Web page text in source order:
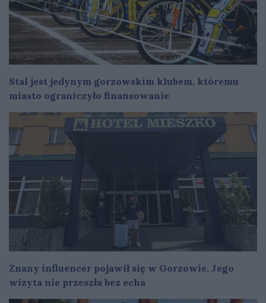
Stal jest jedynym gorzowskim klubem, któremu
miasto ograniczyło finansowanie
Znany influencer pojawił się w Gorzowie. Jego
wizyta nie przeszła bez echa